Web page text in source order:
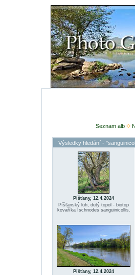
Seznam alb
Výsledky hledání -
Píšťany, 12.4.2024
Píšťanský luh, dutý topol - biotop
kovaříka Ischnodes sanguinicollis.
Píšťany, 12.4.2024